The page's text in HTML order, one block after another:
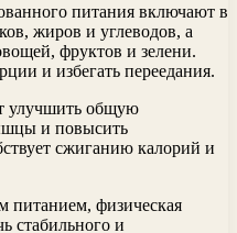
питания включают в
жиров и углеводов, а
фруктов и зелени.
и избегать переедания.
улучшить общую
и повысить
сжиганию калорий и
питанием, физическая
стабильного и